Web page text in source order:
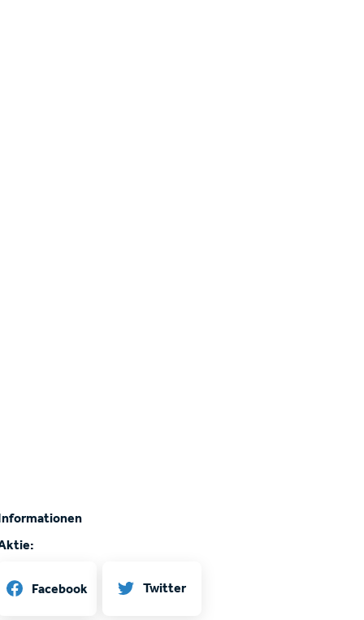
Facebook Twitter